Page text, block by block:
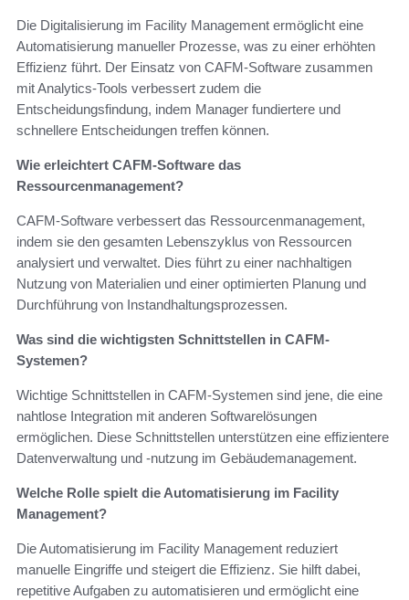
Die Digitalisierung im Facility Management ermöglicht eine
Automatisierung manueller Prozesse, was zu einer erhöhten
Effizienz führt. Der Einsatz von CAFM-Software zusammen
mit Analytics-Tools verbessert zudem die
Entscheidungsfindung, indem Manager fundiertere und
schnellere Entscheidungen treffen können.
Wie erleichtert CAFM-Software das
Ressourcenmanagement?
CAFM-Software verbessert das Ressourcenmanagement,
indem sie den gesamten Lebenszyklus von Ressourcen
analysiert und verwaltet. Dies führt zu einer nachhaltigen
Nutzung von Materialien und einer optimierten Planung und
Durchführung von Instandhaltungsprozessen.
Was sind die wichtigsten Schnittstellen in CAFM-
Systemen?
Wichtige Schnittstellen in CAFM-Systemen sind jene, die eine
nahtlose Integration mit anderen Softwarelösungen
ermöglichen. Diese Schnittstellen unterstützen eine effizientere
Datenverwaltung und -nutzung im Gebäudemanagement.
Welche Rolle spielt die Automatisierung im Facility
Management?
Die Automatisierung im Facility Management reduziert
manuelle Eingriffe und steigert die Effizienz. Sie hilft dabei,
repetitive Aufgaben zu automatisieren und ermöglicht eine